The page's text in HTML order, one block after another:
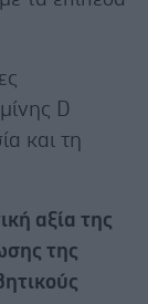
D
και τη
αξία της
της